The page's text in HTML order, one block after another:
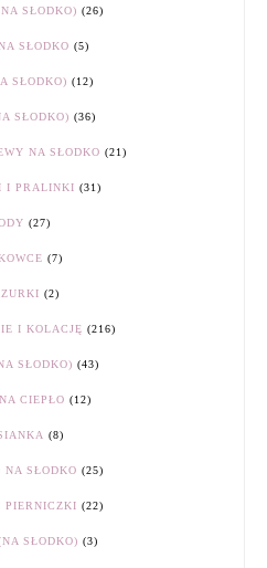
SŁODKO) (26)
SŁODKO (5)
SŁODKO) (12)
SŁODKO) (36)
NA SŁODKO (21)
I PRALINKI (31)
(27)
(7)
(2)
I KOLACJĘ (216)
SŁODKO) (43)
CIEPŁO (12)
(8)
NA SŁODKO (25)
PIERNICZKI (22)
SŁODKO) (3)